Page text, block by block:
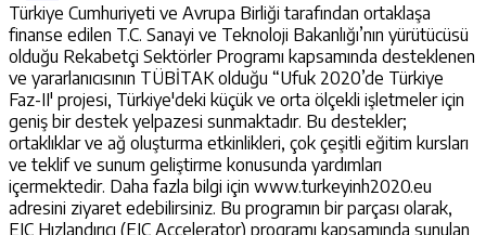
Türkiye Cumhuriyeti ve Avrupa Birliği tarafından ortaklaşa
finanse edilen T.C. Sanayi ve Teknoloji Bakanlığı’nın yürütücüsü
olduğu Rekabetçi Sektörler Programı kapsamında desteklenen
ve yararlanıcısının TÜBİTAK olduğu “Ufuk 2020’de Türkiye
Faz-II' projesi, Türkiye'deki küçük ve orta ölçekli işletmeler için
geniş bir destek yelpazesi sunmaktadır. Bu destekler;
ortaklıklar ve ağ oluşturma etkinlikleri, çok çeşitli eğitim kursları
ve teklif ve sunum geliştirme konusunda yardımları
içermektedir. Daha fazla bilgi için www.turkeyinh2020.eu
adresini ziyaret edebilirsiniz. Bu programın bir parçası olarak,
EIC Hızlandırıcı (EIC Accelerator) programı kapsamında sunulan